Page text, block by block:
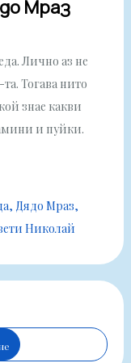
Мраз
Лично аз не
Тогава нито
знае какви
и пуйки.
Дядо Мраз
Николай